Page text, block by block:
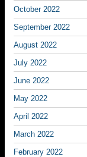
October 2022
September 2022
August 2022
July 2022
June 2022
May 2022
April 2022
March 2022
February 2022